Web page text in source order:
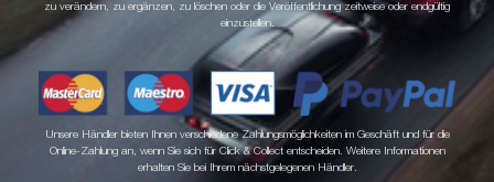
zu verändern, zu ergänzen, zu löschen oder die Veröffentlichung zeitweise oder endgültig
einzustellen.
Unsere Händler bieten Ihnen verschiedene Zahlungsmöglichkeiten im Geschäft und für die
Online-Zahlung an, wenn Sie sich für Click & Collect entscheiden. Weitere Informationen
erhalten Sie bei Ihrem nächstgelegenen Händler.